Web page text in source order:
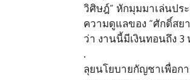
วิศิษฎ์” หักมุมมาเล่นปร
ความดูแลของ “ศักดิ์สย
ว่า งานนี้มีเงินทอนถึง 3
.
ลุยนโยบายกัญชาเพื่อก